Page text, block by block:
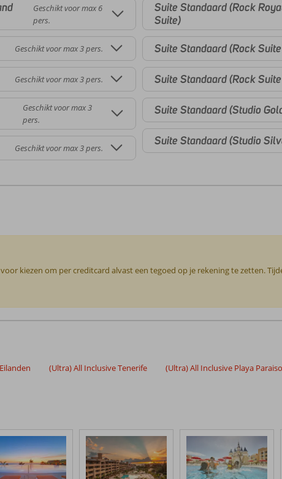
Geschikt voor max 6
pers.
Geschikt voor max 3 pers.
Geschikt voor max 3 pers.
Geschikt voor max 3
pers.
Geschikt voor max 3 pers.
Suite Standaard (Rock
Suite)
Suite Standaard (Rock
Suite Standaard (Rock
Suite Standaard (Studio
Suite Standaard (Studio
kiezen om per creditcard alvast een tegoed op je rekening te zetten.
(Ultra) All Inclusive Tenerife (Ultra) All Inclusive Playa Paraiso